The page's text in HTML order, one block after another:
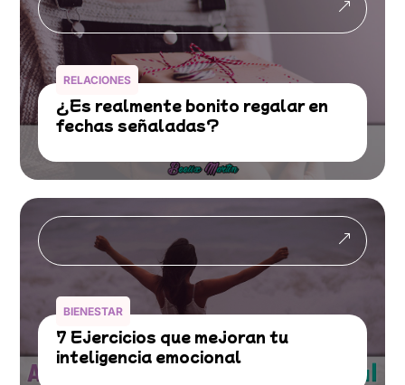
&
RELACIONES
¿Es realmente bonito regalar en
fechas señaladas?
&
BIENESTAR
7 Ejercicios que mejoran tu
inteligencia emocional